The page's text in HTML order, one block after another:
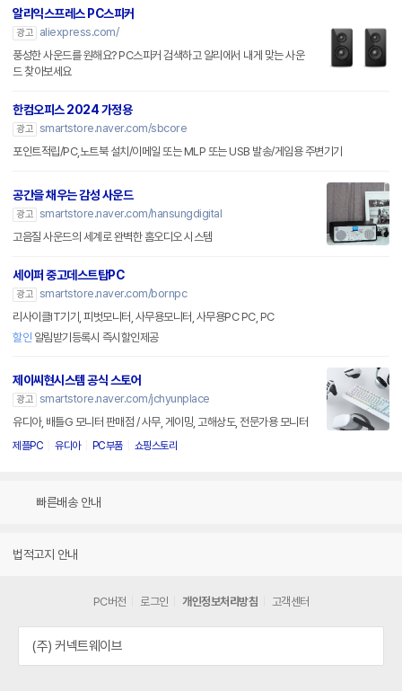
알리익스프레스 PC스피커
광고
aliexpress.com/
풍성한 사운드를 원해요? PC스피커 검색하고 알리에서 내게 맞는 사운
드 찾아보세요
한컴오피스 2024 가정용
광고 smartstore.naver.com/sbcore
포인트적립/PC,노트북 설치/이메일 또는 MLP 또는 USB 발송/게임용 주변기기
공간을 채우는 감성 사운드
광고 smartstore.naver.com/hansungdigital
고음질 사운드의 세계로 완벽한 홈오디오 시스템
세이퍼 중고데스트탑PC
광고 smartstore.naver.com/bornpc
리사이클IT기기, 피벗모니터, 사무용모니터, 사무용PC PC, PC
할인 알림받기등록시 즉시할인제공
제이씨현시스템 공식 스토어
광고 smartstore.naver.com/jchyunplace
유디아, 배틀G 모니터 판매점 / 사무, 게이밍, 고해상도, 전문가용 모니터
제플PC 유디아 PC부품 쇼핑스토리
빠른배송 안내
법적고지 안내
PC버전 로그인 개인정보처리방침 고객센터
(주) 커넥트웨이브